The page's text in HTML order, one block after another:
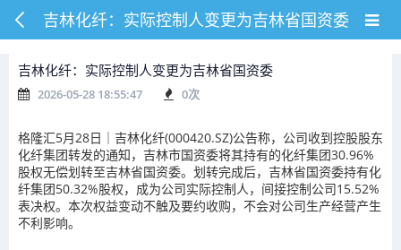
吉林化纤：实际控制人变更为吉林省国资委
吉林化纤：实际控制人变更为吉林省国资委
2026-05-28 18:55:47 0次
格隆汇5月28日｜吉林化纤(000420.SZ)公告称，公司收到控股股东
化纤集团转发的通知，吉林市国资委将其持有的化纤集团30.96%
股权无偿划转至吉林省国资委。划转完成后，吉林省国资委持有化
纤集团50.32%股权，成为公司实际控制人，间接控制公司15.52%
表决权。本次权益变动不触及要约收购，不会对公司生产经营产生
不利影响。